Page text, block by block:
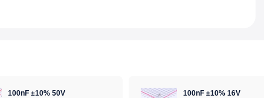
100nF ±10% 50V
100nF ±10% 16V